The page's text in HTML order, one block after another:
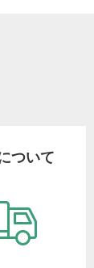
ついて